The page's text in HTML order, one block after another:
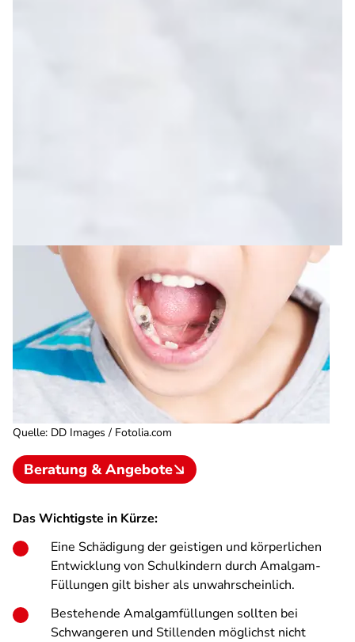
Quelle: DD Images / Fotolia.com
Beratung & Angebote
Das Wichtigste in Kürze:
Eine Schädigung der geistigen und körperlichen
Entwicklung von Schulkindern durch Amalgam-
Füllungen gilt bisher als unwahrscheinlich.
Bestehende Amalgamfüllungen sollten bei
Schwangeren und Stillenden möglichst nicht